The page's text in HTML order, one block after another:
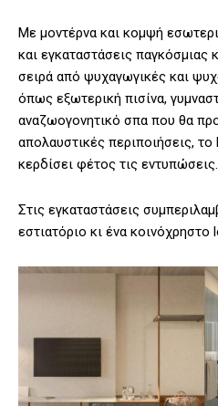
Με μοντέρνα και κομψή
και εγκαταστάσεις παγκόσμιας
σειρά από ψυχαγωγικές και
όπως εξωτερική πισίνα,
αναζωογονητικό σπα που θα
απολαυστικές περιποιήσεις, το
κερδίσει φέτος τις εντυπώσεις.
Στις εγκαταστάσεις
εστιατόριο κι ένα κοινόχρηστο